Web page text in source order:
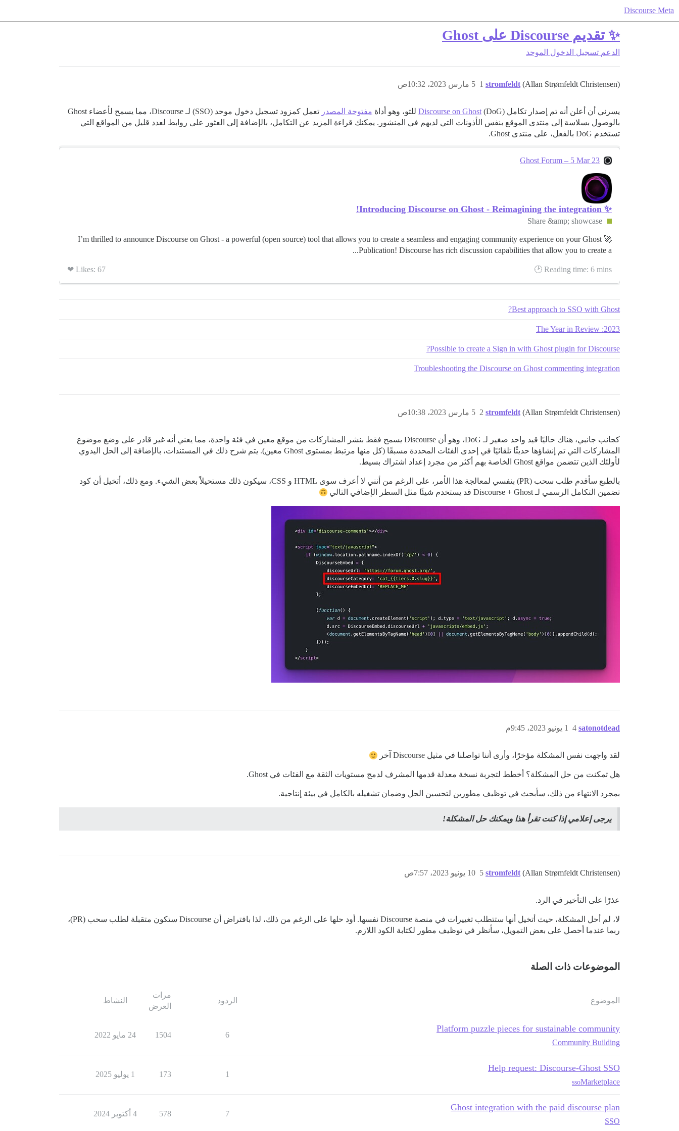
Discourse Meta
✨ تقديم Discourse على Ghost
الدعم تسجيل الدخول الموحد
stromfeldt (Allan Strømfeldt Christensen) 5 مارس 2023، 10:32ص 1
يسرني أن أعلن أنه تم إصدار تكامل Discourse on Ghost (DoG) للتو، وهو أداة مفتوحة المصدر
تعمل كمزود تسجيل دخول موحد (SSO) لـ Discourse، مما يسمح لأعضاء Ghost
بالوصول بسلاسة إلى منتدى الموقع بنفس الأذونات التي لديهم في المنشور. يمكنك قراءة المزيد عن التكامل، بالإضافة إلى العثور على روابط لعدد قليل من المواقع التي
تستخدم DoG بالفعل، على منتدى Ghost.
Ghost Forum – 5 Mar 23
✨ Introducing Discourse on Ghost - Reimagining the integration!
Share &amp; showcase
🚀 I’m thrilled to announce Discourse on Ghost - a powerful (open source) tool that allows you to create a seamless and engaging community experience on your Ghost
Publication! Discourse has rich discussion capabilities that allow you to create a...
Reading time: 6 mins 🕑
Likes: 67 ❤
Best approach to SSO with Ghost?
2023: The Year in Review
Possible to create a Sign in with Ghost plugin for Discourse?
Troubleshooting the Discourse on Ghost commenting integration
stromfeldt (Allan Strømfeldt Christensen) 5 مارس 2023، 10:38ص 2
كجانب جانبي، هناك حاليًا قيد واحد صغير لـ DoG، وهو أن Discourse يسمح فقط بنشر المشاركات من موقع معين في فئة واحدة، مما يعني أنه غير قادر على وضع موضوع
المشاركات التي تم إنشاؤها حديثًا تلقائيًا في إحدى الفئات المحددة مسبقًا (كل منها مرتبط بمستوى Ghost معين). يتم شرح ذلك في المستندات، بالإضافة إلى الحل اليدوي
لأولئك الذين تتضمن مواقع Ghost الخاصة بهم أكثر من مجرد إعداد اشتراك بسيط.
بالطبع سأقدم طلب سحب (PR) بنفسي لمعالجة هذا الأمر، على الرغم من أنني لا أعرف سوى HTML و CSS، سيكون ذلك مستحيلاً بعض الشيء. ومع ذلك، أتخيل أن كود
تضمين التكامل الرسمي لـ Discourse + Ghost قد يستخدم شيئًا مثل السطر الإضافي التالي
satonotdead 1 يونيو 2023، 9:45م 4
لقد واجهت نفس المشكلة مؤخرًا، وأرى أننا تواصلنا في مثيل Discourse آخر
هل تمكنت من حل المشكلة؟ أخطط لتجربة نسخة معدلة قدمها المشرف لدمج مستويات الثقة مع الفئات في Ghost.
بمجرد الانتهاء من ذلك، سأبحث في توظيف مطورين لتحسين الحل وضمان تشغيله بالكامل في بيئة إنتاجية.
يرجى إعلامي إذا كنت تقرأ هذا ويمكنك حل المشكلة!
stromfeldt (Allan Strømfeldt Christensen) 10 يونيو 2023، 7:57ص 5
عذرًا على التأخير في الرد.
لا، لم أحل المشكلة، حيث أتخيل أنها ستتطلب تغييرات في منصة Discourse نفسها. أود حلها على الرغم من ذلك، لذا بافتراض أن Discourse ستكون متقبلة لطلب سحب (PR)،
ربما عندما أحصل على بعض التمويل، سأنظر في توظيف مطور لكتابة الكود اللازم.
الموضوعات ذات الصلة
الموضوع الردود
مرات
العرض
النشاط
Platform puzzle pieces for sustainable community
Community Building
6
1504 24 مايو 2022
Help request: Discourse-Ghost SSO
Marketplace
sso
1
173 1 يوليو 2025
Ghost integration with the paid discourse plan
SSO
7
578 4 أكتوبر 2024